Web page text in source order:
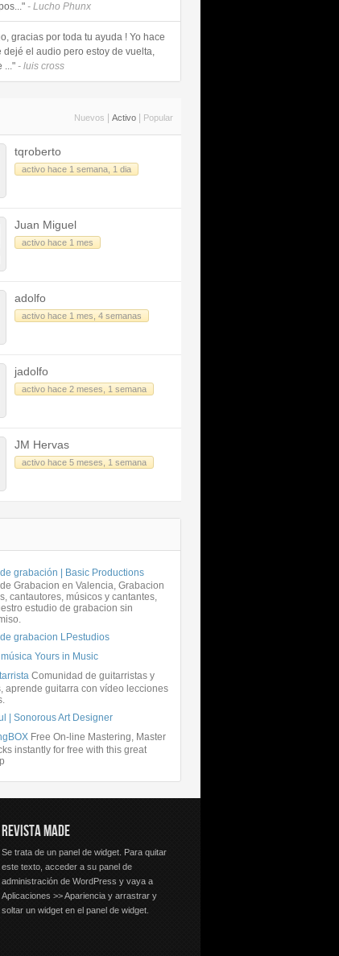
- Lucho Phunx
gracias por toda tu ayuda ! Yo hace
dejé el audio pero estoy de vuelta,
..." - luis cross
Nuevos Activo Popular
tqroberto
activo hace 1 semana, 1 dia
Juan Miguel
activo hace 1 mes
adolfo
activo hace 1 mes, 4 semanas
jadolfo
activo hace 2 meses, 1 semana
JM Hervas
activo hace 5 meses, 1 semana
grabación | Basic Productions
Grabacion en Valencia, Grabacion
cantautores, músicos y cantantes,
estudio de grabacion sin
grabacion LPestudios
Yours in Music
Comunidad de guitarristas y
aprende guitarra con vídeo lecciones
| Sonorous Art Designer
Free On-line Mastering, Master
instantly for free with this great
REVISTA MADE
Se trata de un panel de widget. Para quitar
este texto, acceder a su panel de
administración de WordPress y vaya a
Aplicaciones >> Apariencia y arrastrar y
soltar un widget en el panel de widget.